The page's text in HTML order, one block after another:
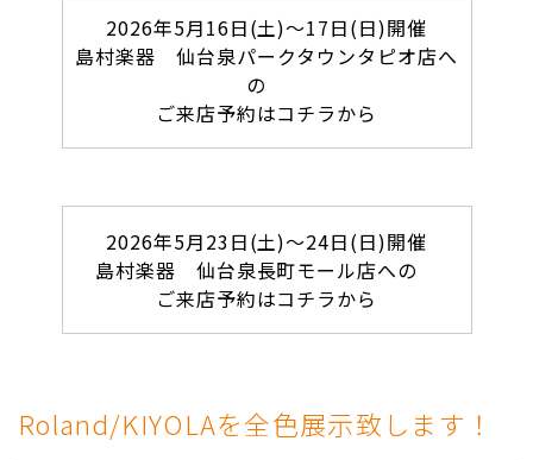
2026年5月16日(土)～17日(日)開催
島村楽器 仙台泉パークタウンタピオ店へ
の
ご来店予約はコチラから
2026年5月23日(土)～24日(日)開催
島村楽器 仙台泉長町モール店への
ご来店予約はコチラから
Roland/KIYOLAを全色展示致します！